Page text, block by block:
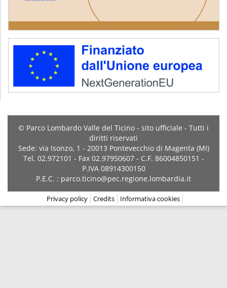
© Parco Lombardo Valle del Ticino - sito ufficiale - Tutti i
diritti riservati
Sede: via Isonzo, 1 - 20013 Pontevecchio di Magenta (MI)
Tel. 02.972101 - Fax 02.97950607 - C.F. 86004850151 -
P.IVA 08914300150
P.E.C. : parco.ticino@pec.regione.lombardia.it
Privacy policy Credits Informativa cookies